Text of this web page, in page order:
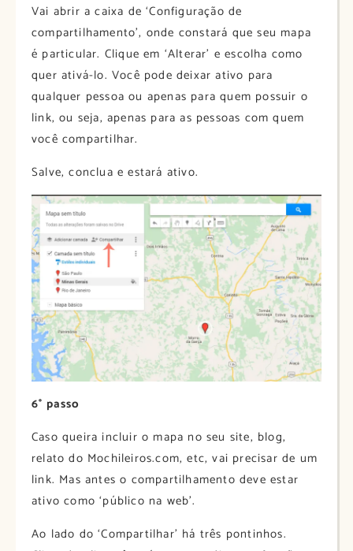
Vai abrir a caixa de ‘Configuração de
compartilhamento’, onde constará que seu mapa
é particular. Clique em ‘Alterar’ e escolha como
quer ativá-lo. Você pode deixar ativo para
qualquer pessoa ou apenas para quem possuir o
link, ou seja, apenas para as pessoas com quem
você compartilhar.
Salve, conclua e estará ativo.
6° passo
Caso queira incluir o mapa no seu site, blog,
relato do Mochileiros.com, etc, vai precisar de um
link. Mas antes o compartilhamento deve estar
ativo como ‘público na web’.
Ao lado do ‘Compartilhar’ há três pontinhos.